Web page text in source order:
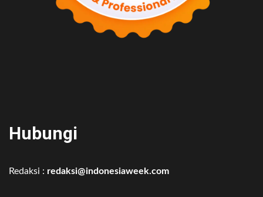
Hubungi
Redaksi : redaksi@indonesiaweek.com